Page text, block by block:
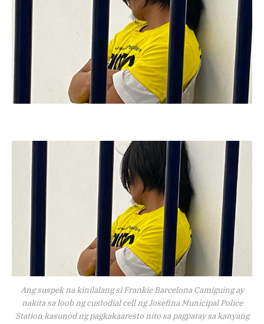
Ang suspek na kinilalang si Frankie Barcelona Camiguing ay
nakita sa loob ng custodial cell ng Josefina Municipal Police
Station kasunod ng pagkakaaresto nito sa pagpatay sa kanyang